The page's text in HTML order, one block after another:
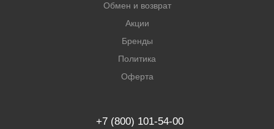
Обмен и возврат
Акции
Бренды
Политика
Оферта
+7 (800) 101-54-00